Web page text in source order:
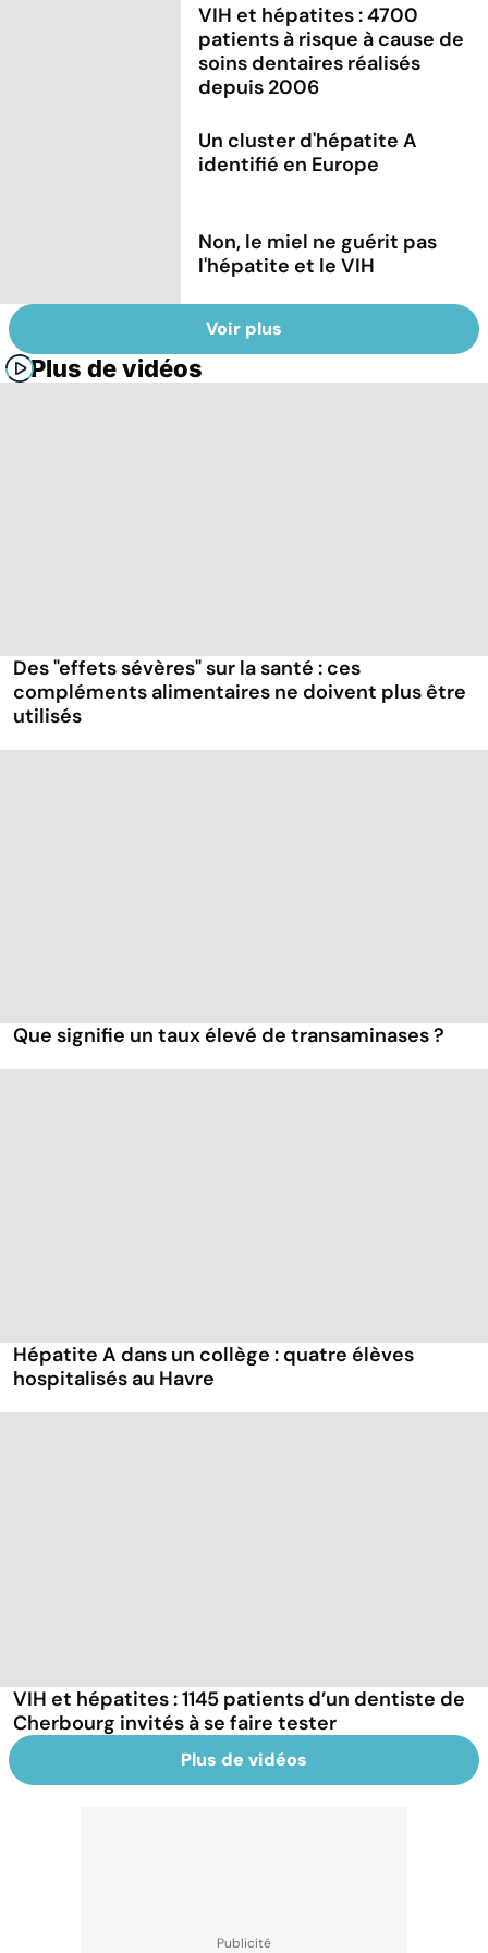
VIH et hépatites : 4700
patients à risque à cause de
soins dentaires réalisés
depuis 2006
Un cluster d'hépatite A
identifié en Europe
Non, le miel ne guérit pas
l'hépatite et le VIH
Voir plus
Plus de vidéos
Des "effets sévères" sur la santé : ces
compléments alimentaires ne doivent plus être
utilisés
Que signifie un taux élevé de transaminases ?
Hépatite A dans un collège : quatre élèves
hospitalisés au Havre
VIH et hépatites : 1145 patients d’un dentiste de
Cherbourg invités à se faire tester
Plus de vidéos